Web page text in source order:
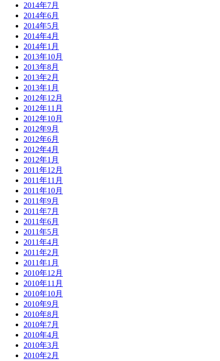
2014年7月
2014年6月
2014年5月
2014年4月
2014年1月
2013年10月
2013年8月
2013年2月
2013年1月
2012年12月
2012年11月
2012年10月
2012年9月
2012年6月
2012年4月
2012年1月
2011年12月
2011年11月
2011年10月
2011年9月
2011年7月
2011年6月
2011年5月
2011年4月
2011年2月
2011年1月
2010年12月
2010年11月
2010年10月
2010年9月
2010年8月
2010年7月
2010年4月
2010年3月
2010年2月